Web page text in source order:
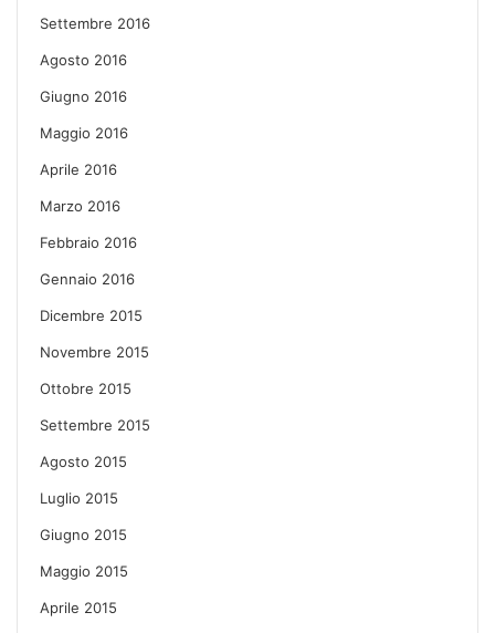
Settembre 2016
Agosto 2016
Giugno 2016
Maggio 2016
Aprile 2016
Marzo 2016
Febbraio 2016
Gennaio 2016
Dicembre 2015
Novembre 2015
Ottobre 2015
Settembre 2015
Agosto 2015
Luglio 2015
Giugno 2015
Maggio 2015
Aprile 2015